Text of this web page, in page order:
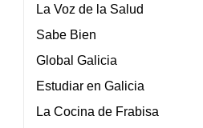
La Voz de la Salud
Sabe Bien
Global Galicia
Estudiar en Galicia
La Cocina de Frabisa